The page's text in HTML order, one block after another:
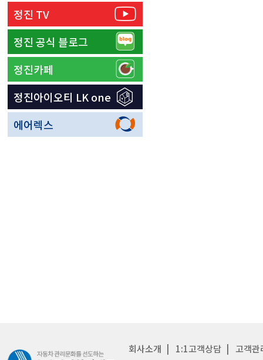
정진 TV
정진 공식 블로그
정진카페
정진아이오티 LK one
에어렉스
회사소개 1:1고객상담
고객관